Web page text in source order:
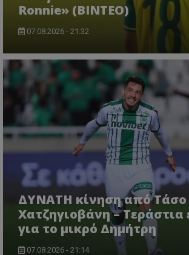
Ronnie» (ΒΙΝΤΕΟ)
07.08.2026 - 21:32
ΔΥΝΑΤΗ κίνηση από Τάσο
Χατζηγιοβάνη – Τεράστια
για το μικρό Δημήτρη
07.08.2026 - 21:14